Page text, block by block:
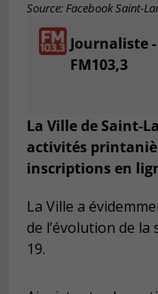
Source: Facebook Saint-
Journaliste -
FM103,3
La Ville de Saint-
activités
inscriptions en
La Ville a
de l’évolution de
19.